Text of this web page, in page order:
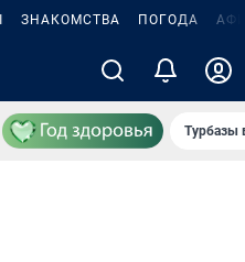
ЗНАКОМСТВА ПОГОДА
Турбазы